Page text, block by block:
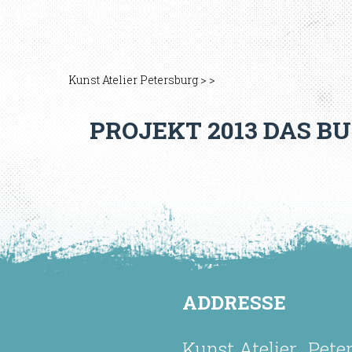
Kunst Atelier Petersburg > >
PROJEKT 2013 DAS
ADDRESSE